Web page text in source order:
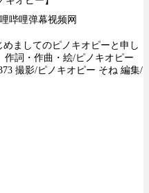
哔哩弹幕视频网
ましてのピノキオピーと申し
作詞・作曲・絵/ピノキオピー
撮影/ピノキオピー そね 編集/